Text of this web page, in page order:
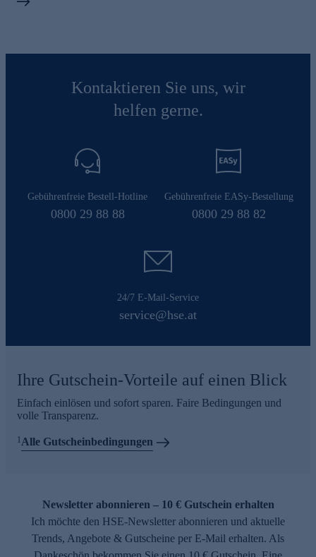
Kontaktieren Sie uns, wir
helfen gerne.
Gebührenfreie Bestell-Hotline
0800 29 88 88
Gebührenfreie EASy-Bestellung
0800 29 88 82
24/7 E-Mail-Service
service@hse.at
Ihre Gutschein-Vorteile auf einen Blick
Einfach einlösen und sofort sparen. Faire Bedingungen und
volle Transparenz.
1 Alle Gutscheinbedingungen
Newsletter abonnieren – 10 € Gutschein erhalten
Ich möchte den HSE-Newsletter abonnieren und aktuelle
Trends, Angebote & Gutscheine per E-Mail erhalten. Als